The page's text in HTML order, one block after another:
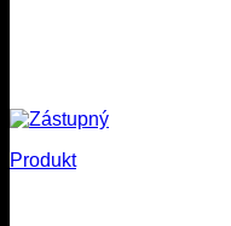
Produkt